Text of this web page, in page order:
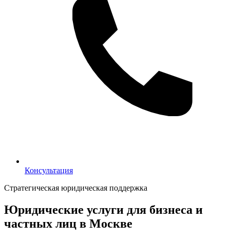
Консультация
Консультация
Стратегическая юридическая поддержка
Юридические услуги для бизнеса и
частных лиц в Москве